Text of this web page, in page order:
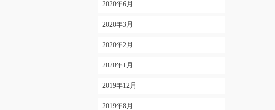
2020年6月
2020年3月
2020年2月
2020年1月
2019年12月
2019年8月